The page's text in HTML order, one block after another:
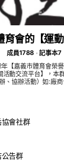
育會的【運動
成員1788
記事本7
【嘉義市體育會榮譽
活動交流平台】，本
、協辦活動）如:廠
會社群
告群